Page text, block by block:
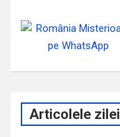
Articolele zilei